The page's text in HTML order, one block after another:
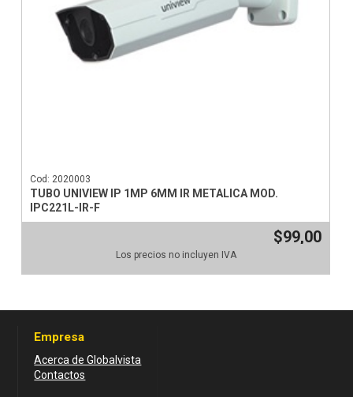
Cod: 2020003
TUBO UNIVIEW IP 1MP 6MM IR METALICA MOD.
IPC221L-IR-F
$99,00
Los precios no incluyen IVA
Empresa
Acerca de Globalvista
Contactos